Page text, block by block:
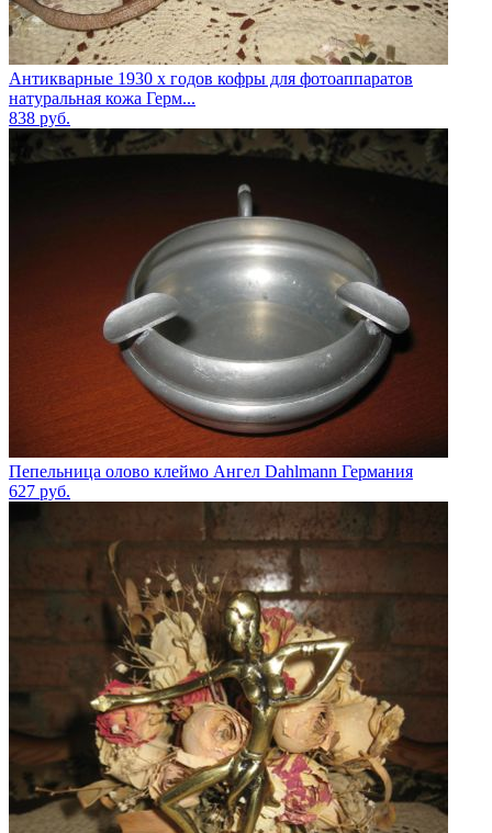
Антикварные 1930 х годов кофры для фотоаппаратов
натуральная кожа Герм...
838 руб.
Пепельница олово клеймо Ангел Dahlmann Германия
627 руб.